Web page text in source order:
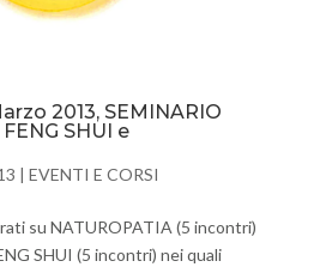
2013, SEMINARIO
SHUI e
| EVENTI E CORSI
su NATUROPATIA (5 incontri)
SHUI (5 incontri) nei quali